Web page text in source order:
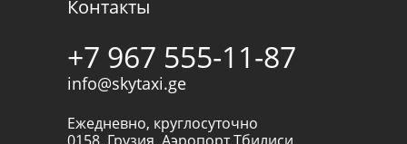
Контакты
+7 967 555-11-87
info@skytaxi.ge
Ежедневно, круглосуточно